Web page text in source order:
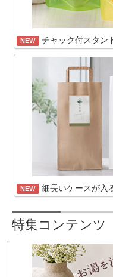
NEW チャック付スタン
NEW 細長いケースが入
特集コンテンツ